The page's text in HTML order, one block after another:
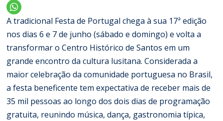
A tradicional Festa de Portugal chega à sua 17ª edição
nos dias 6 e 7 de junho (sábado e domingo) e volta a
transformar o Centro Histórico de Santos em um
grande encontro da cultura lusitana. Considerada a
maior celebração da comunidade portuguesa no Brasil,
a festa beneficente tem expectativa de receber mais de
35 mil pessoas ao longo dos dois dias de programação
gratuita, reunindo música, dança, gastronomia típica,